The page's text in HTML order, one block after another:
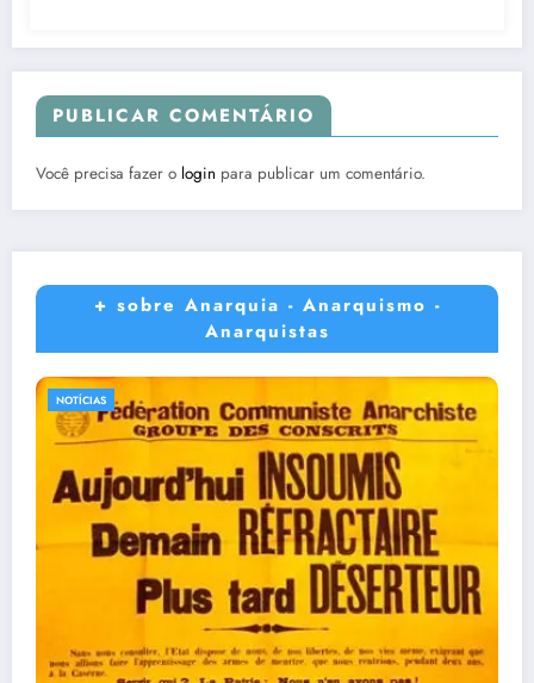
PUBLICAR COMENTÁRIO
Você precisa fazer o login para publicar um comentário.
+ sobre Anarquia - Anarquismo -
Anarquistas
NOTÍCIAS